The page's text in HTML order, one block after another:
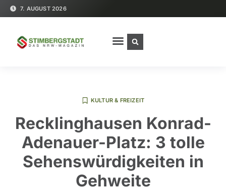
7. AUGUST 2026
KULTUR & FREIZEIT
Recklinghausen Konrad-
Adenauer-Platz: 3 tolle
Sehenswürdigkeiten in
Gehweite